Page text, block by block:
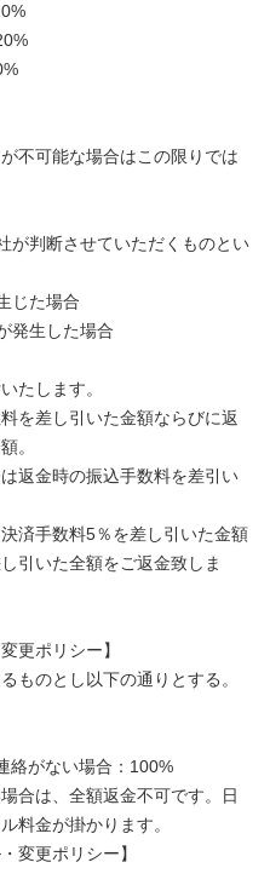
不可能な場合はこの限りでは
が判断させていただくものとい
じた場合
発生した場合
たします。
を差し引いた金額ならびに返
。
返金時の振込手数料を差引い
済手数料5％を差し引いた金額
引いた全額をご返金致しま
更ポリシー】
ものとし以下の通りとする。
絡がない場合：100%
合は、全額返金不可です。日
料金が掛かります。
変更ポリシー】